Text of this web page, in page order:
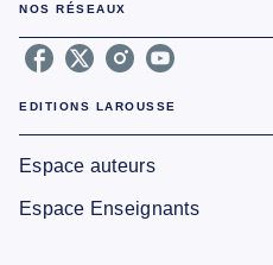
NOS RÉSEAUX
EDITIONS LAROUSSE
Espace auteurs
Espace Enseignants